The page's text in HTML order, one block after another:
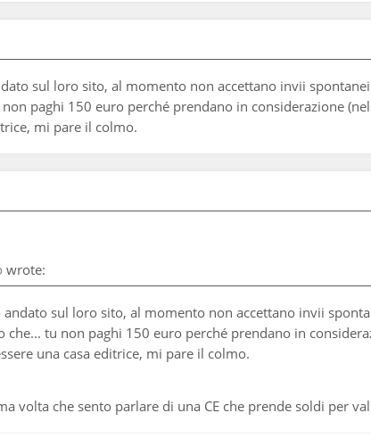
sul loro sito, al momento non accettano invii
non paghi 150 euro perché prendano in considerazione
mi pare il colmo.
wrote:
andato sul loro sito, al momento non accettano invii
che... tu non paghi 150 euro perché prendano in
una casa editrice, mi pare il colmo.
volta che sento parlare di una CE che prende soldi per